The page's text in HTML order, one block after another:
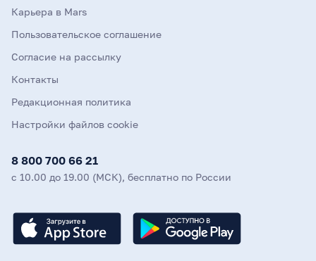
Карьера в Mars
Пользовательское соглашение
Согласие на рассылку
Контакты
Редакционная политика
Настройки файлов cookie
8 800 700 66 21
с 10.00 до 19.00 (МСК), бесплатно по России